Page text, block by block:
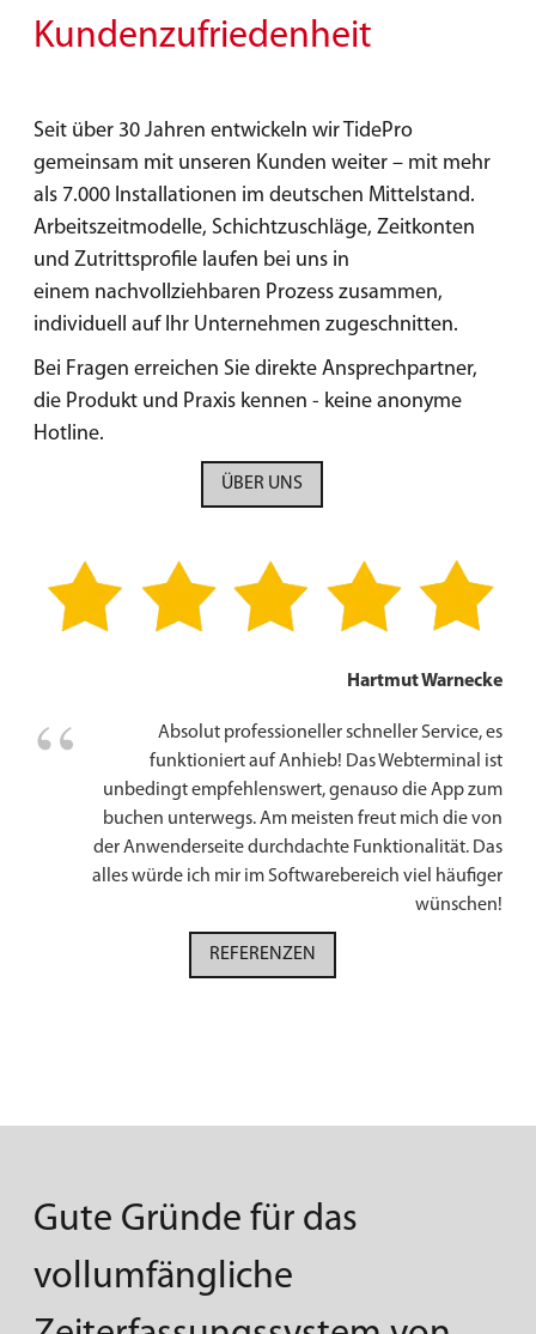
Kundenzufriedenheit
Seit über 30 Jahren entwickeln wir TidePro
gemeinsam mit unseren Kunden weiter – mit mehr
als 7.000 Installationen im deutschen Mittelstand.
Arbeitszeitmodelle, Schichtzuschläge, Zeitkonten
und Zutrittsprofile laufen bei uns in
einem nachvollziehbaren Prozess zusammen,
individuell auf Ihr Unternehmen zugeschnitten.
Bei Fragen erreichen Sie direkte Ansprechpartner,
die Produkt und Praxis kennen - keine anonyme
Hotline.
ÜBER UNS
Hartmut Warnecke
Absolut professioneller schneller Service, es
funktioniert auf Anhieb! Das Webterminal ist
unbedingt empfehlenswert, genauso die App zum
buchen unterwegs. Am meisten freut mich die von
der Anwenderseite durchdachte Funktionalität. Das
alles würde ich mir im Softwarebereich viel häufiger
wünschen!
REFERENZEN
Gute Gründe für das
vollumfängliche